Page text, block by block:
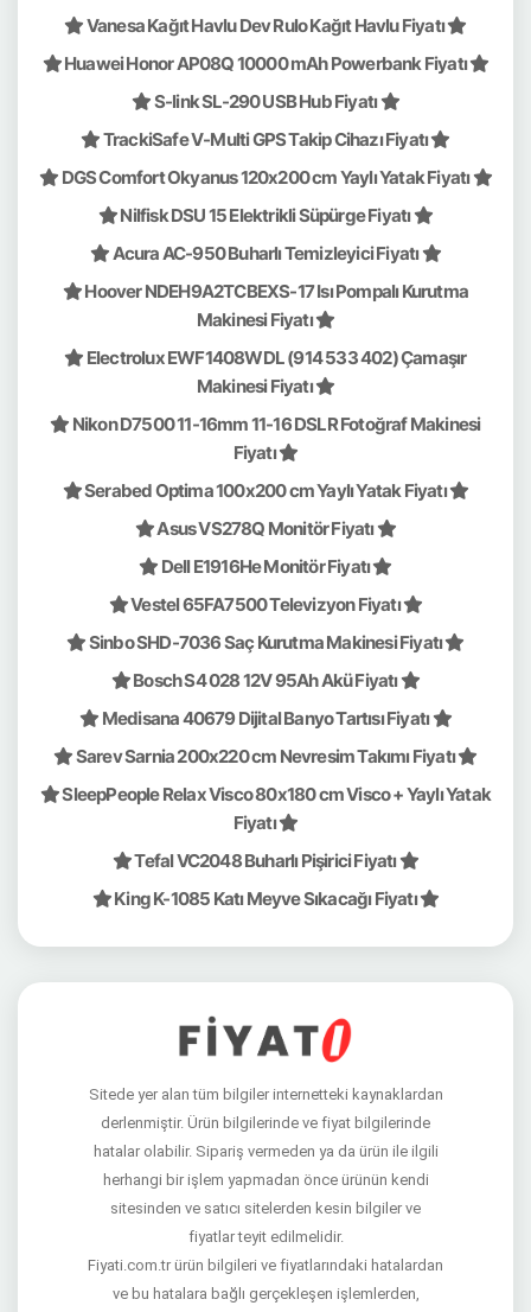
Vanesa Kağıt Havlu Dev Rulo Kağıt Havlu Fiyatı
Huawei Honor AP08Q 10000 mAh Powerbank Fiyatı
S-link SL-290 USB Hub Fiyatı
TrackiSafe V-Multi GPS Takip Cihazı Fiyatı
DGS Comfort Okyanus 120x200 cm Yaylı Yatak Fiyatı
Nilfisk DSU 15 Elektrikli Süpürge Fiyatı
Acura AC-950 Buharlı Temizleyici Fiyatı
Hoover NDEH9A2TCBEXS-17 Isı Pompalı Kurutma
Makinesi Fiyatı
Electrolux EWF1408WDL (914 533 402) Çamaşır
Makinesi Fiyatı
Nikon D7500 11-16mm 11-16 DSLR Fotoğraf Makinesi
Fiyatı
Serabed Optima 100x200 cm Yaylı Yatak Fiyatı
Asus VS278Q Monitör Fiyatı
Dell E1916He Monitör Fiyatı
Vestel 65FA7500 Televizyon Fiyatı
Sinbo SHD-7036 Saç Kurutma Makinesi Fiyatı
Bosch S4 028 12V 95Ah Akü Fiyatı
Medisana 40679 Dijital Banyo Tartısı Fiyatı
Sarev Sarnia 200x220 cm Nevresim Takımı Fiyatı
SleepPeople Relax Visco 80x180 cm Visco + Yaylı Yatak
Fiyatı
Tefal VC2048 Buharlı Pişirici Fiyatı
King K-1085 Katı Meyve Sıkacağı Fiyatı
Sitede yer alan tüm bilgiler internetteki kaynaklardan
derlenmiştir. Ürün bilgilerinde ve fiyat bilgilerinde
hatalar olabilir. Sipariş vermeden ya da ürün ile ilgili
herhangi bir işlem yapmadan önce ürünün kendi
sitesinden ve satıcı sitelerden kesin bilgiler ve
fiyatlar teyit edilmelidir.
Fiyati.com.tr ürün bilgileri ve fiyatlarındaki hatalardan
ve bu hatalara bağlı gerçekleşen işlemlerden,